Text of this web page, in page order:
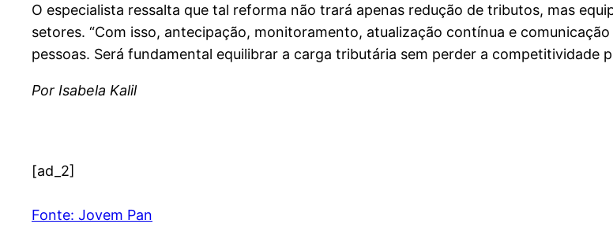
O especialista ressalta que tal reforma não trará apenas redução de tributos, mas
setores. “Com isso, antecipação, monitoramento, atualização contínua e
pessoas. Será fundamental equilibrar a carga tributária sem perder a competitividade
Por Isabela Kalil
[ad_2]
Fonte: Jovem Pan